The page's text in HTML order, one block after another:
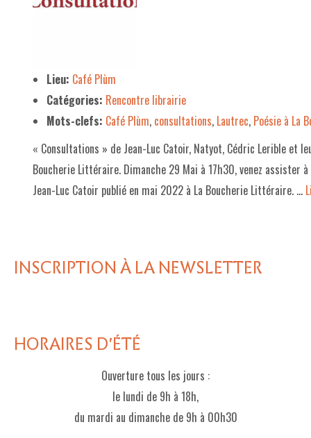
LE CAFÉ/RESTO
LES FORMULES
LA CARTE
NOS FOURNISSEUR·EUSE·S
LA LIBRAIRIE
LES EXPOSITIONS
Lieu: Café Plùm
Catégories: Rencontre librairie
Mots-clefs: Café Plùm, consultations, Lautrec, Poésie à La
« Consultations » de Jean-Luc Catoir, Natyot, Cédric Lerible et
Boucherie Littéraire. Dimanche 29 Mai à 17h30, venez assister
Jean-Luc Catoir publié en mai 2022 à La Boucherie Littéraire. …
INSCRIPTION À LA NEWSLETTER
HORAIRES D'ÉTÉ
Ouverture tous les jours :
le lundi de 9h à 18h,
du mardi au dimanche de 9h à 00h30